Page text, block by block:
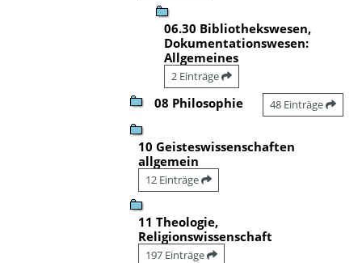
06.30 Bibliothekswesen,
Dokumentationswesen:
Allgemeines
2 Einträge
08 Philosophie 48 Einträge
10 Geisteswissenschaften
allgemein
12 Einträge
11 Theologie,
Religionswissenschaft
197 Einträge